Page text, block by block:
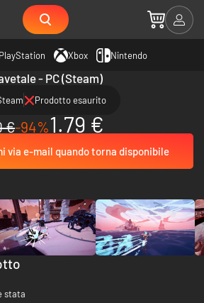
PlayStation Xbox Nintendo
- PC (Steam)
Prodotto esaurito
€-94%1.79 €
via e-mail quando torna disponibile
stata